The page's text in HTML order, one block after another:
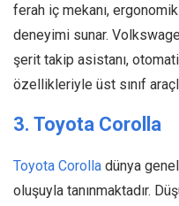
ferah iç mekanı,
deneyimi sunar.
şerit takip asistanı,
özellikleriyle üst sınıf
3. Toyota Corolla
Toyota Corolla dünya
oluşuyla tanınmaktadır.